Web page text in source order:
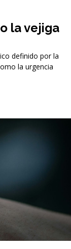
la vejiga
definido por la
la urgencia